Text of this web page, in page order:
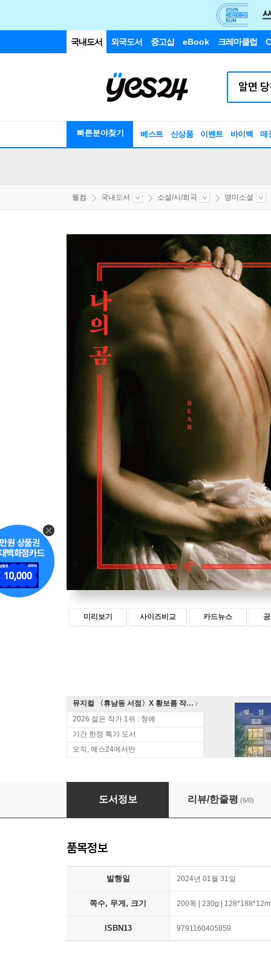
국내도서 외국도서 중고샵 eBook 크레마클럽
빠른분야찾기 베스트 신상품 이벤트 바이백 매
웰컴 국내도서 소설/시/희곡 영미소설
미리보기 사이즈비교 카드뉴스
뮤지컬 〈휴남동 서점〉X 황보름 작가 북토크
2026 젊은 작가 1위 : 청예
기간 한정 특가 도서
오직, 예스24에서만
도서정보 리뷰/한줄평 (6/0)
품목정보
발행일 2024년 01월 31일
쪽수, 무게, 크기 200쪽 | 230g |
ISBN13 9791160405859